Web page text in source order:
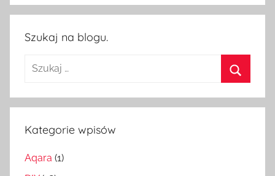
t
Szukaj na blogu.
Szukaj:
Kategorie wpisów
Aqara (1)